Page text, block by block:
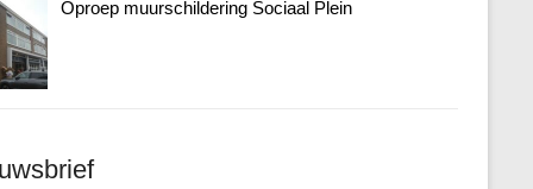
Oproep muurschildering Sociaal Plein